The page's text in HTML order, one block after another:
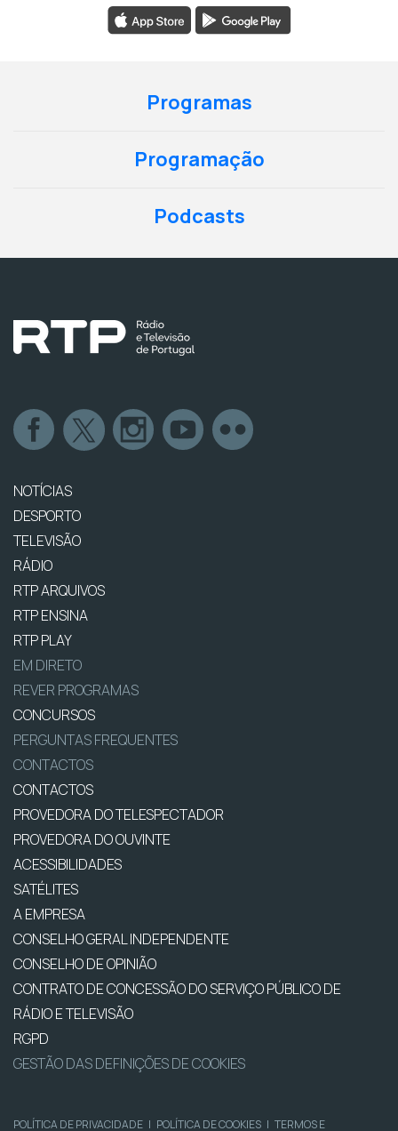
Programas
Programação
Podcasts
NOTÍCIAS
DESPORTO
TELEVISÃO
RÁDIO
RTP ARQUIVOS
RTP ENSINA
RTP PLAY
EM DIRETO
REVER PROGRAMAS
CONCURSOS
PERGUNTAS FREQUENTES
CONTACTOS
CONTACTOS
PROVEDORA DO TELESPECTADOR
PROVEDORA DO OUVINTE
ACESSIBILIDADES
SATÉLITES
A EMPRESA
CONSELHO GERAL INDEPENDENTE
CONSELHO DE OPINIÃO
CONTRATO DE CONCESSÃO DO SERVIÇO PÚBLICO DE
RÁDIO E TELEVISÃO
RGPD
GESTÃO DAS DEFINIÇÕES DE COOKIES
POLÍTICA DE PRIVACIDADE | POLÍTICA DE COOKIES | TERMOS E